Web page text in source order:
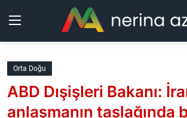
Kurdistan
Bölgeler
Orta Doğu
ABD Dışişleri Bakanı:
anlaşmanın taslağında